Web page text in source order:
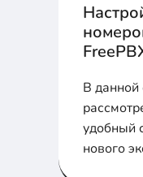
В данной
удобный
нового